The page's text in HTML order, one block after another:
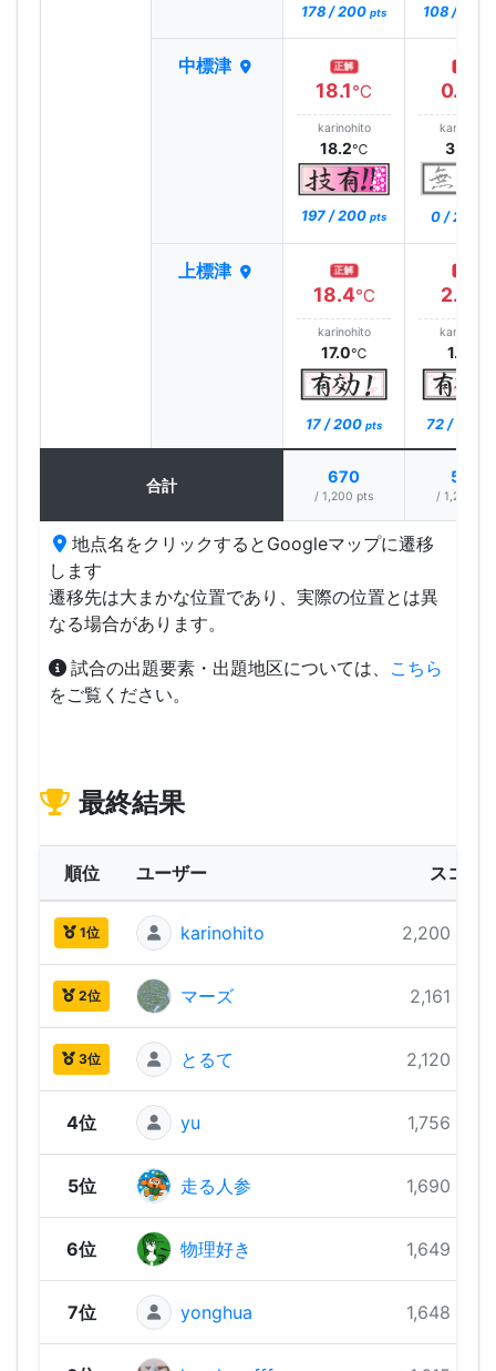
178 / 200 pts 108 / 200
中標津 正解
18.1℃
karinohito
18.2℃
197 / 200 pts
0.9
karinohito
3.0
0 / 200
上標津 正解
18.4℃
karinohito
17.0℃
17 / 200 pts
2.3
karinohito
1.4
72 / 200
合計 670
/ 1,200 pts
529
/ 1,200 pts
地点名をクリックするとGoogleマップに遷移
します
遷移先は大まかな位置であり、実際の位置とは異
なる場合があります。
試合の出題要素・出題地区については、 こちら
をご覧ください。
最終結果
順位 ユーザー スコア
1位 karinohito 2,200 pts
2位 マーズ 2,161 pts
3位 とるて 2,120 pts
4位 yu 1,756 pts
5位 走る人参 1,690 pts
6位 物理好き 1,649 pts
7位 yonghua 1,648 pts